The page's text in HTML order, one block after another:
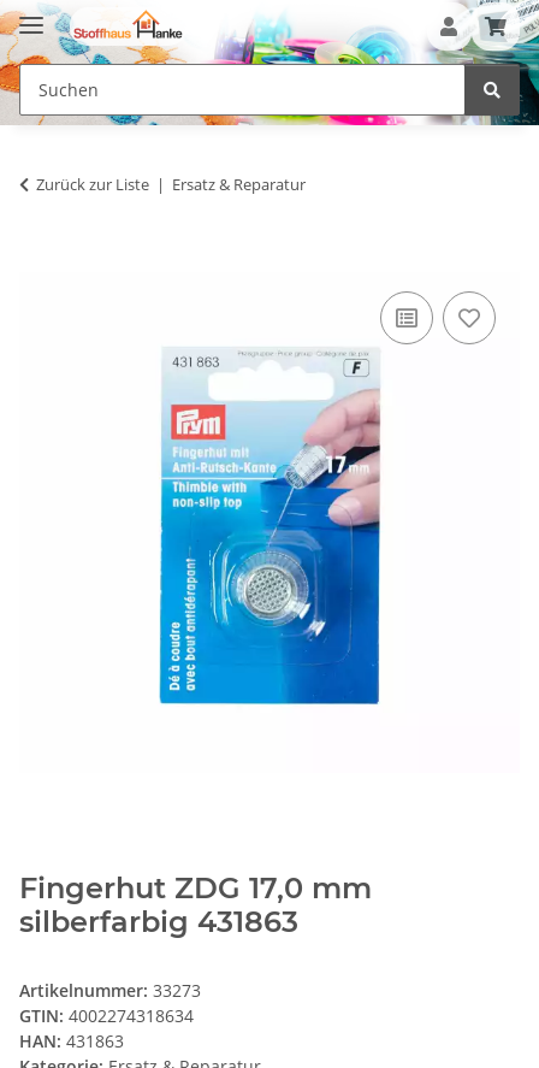
Zurück zur Liste Ersatz & Reparatur
Fingerhut ZDG 17,0 mm
silberfarbig 431863
Artikelnummer: 33273
GTIN: 4002274318634
HAN: 431863